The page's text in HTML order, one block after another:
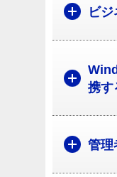
ビ
携す
管理